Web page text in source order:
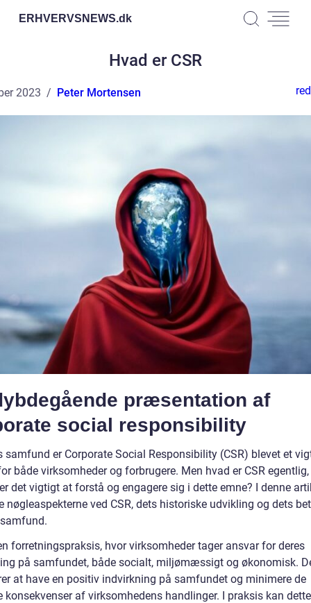
ERHVERVSNEWS.dk
Hvad er CSR
2023 Peter Mortensen
præsentation af
social responsibility
samfund er Corporate Social Responsibility (CSR) blevet et
både virksomheder og forbrugere. Men hvad er CSR
det vigtigt at forstå og engagere sig i dette emne? I denne
nøgleaspekterne ved CSR, dets historiske udvikling og dets
forretningspraksis, hvor virksomheder tager ansvar for deres
på samfundet, både socialt, miljømæssigt og økonomisk.
at have en positiv indvirkning på samfundet og minimere de
konsekvenser af virksomhedens handlinger. I praksis kan